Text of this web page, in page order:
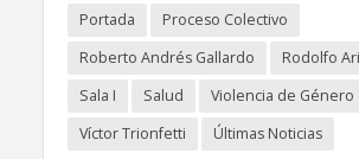
Portada
Proceso Colectivo
Roberto Andrés Gallardo
Rodolfo
Sala I
Salud
Violencia de Género
Víctor Trionfetti
Últimas Noticias